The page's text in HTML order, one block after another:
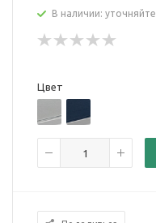
В наличии: уточняйте
Цвет